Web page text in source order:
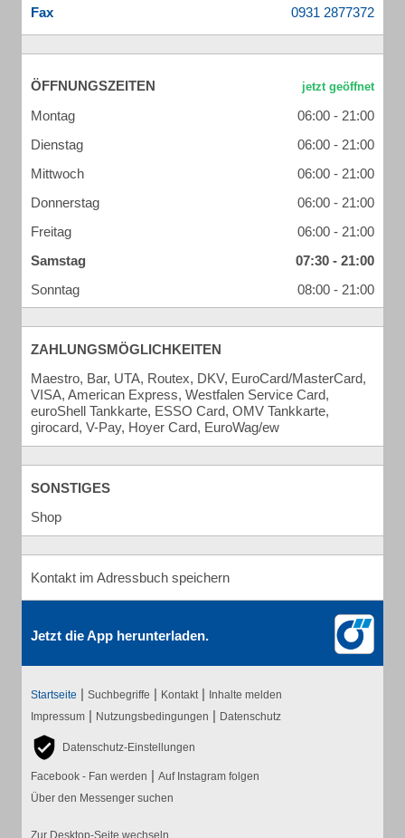
Fax
ÖFFNUNGSZEITEN
Montag
06:00 - 21:00
Dienstag
06:00 - 21:00
Mittwoch
06:00 - 21:00
Donnerstag
06:00 - 21:00
Freitag
06:00 - 21:00
Samstag
07:30 - 21:00
Sonntag
08:00 - 21:00
ZAHLUNGSMÖGLICHKEITEN
Maestro, Bar, UTA, Routex, DKV, EuroCard/MasterCard,
VISA, American Express, Westfalen Service Card,
euroShell Tankkarte, ESSO Card, OMV Tankkarte,
girocard, V-Pay, Hoyer Card, EuroWag/ew
SONSTIGES
Shop
Kontakt im Adressbuch speichern
Jetzt die App herunterladen.
Startseite | Suchbegriffe | Kontakt | Inhalte melden
Impressum | Nutzungsbedingungen | Datenschutz
Datenschutz-Einstellungen
Facebook - Fan werden | Auf Instagram folgen
Über den Messenger suchen
Zur Desktop-Seite wechseln